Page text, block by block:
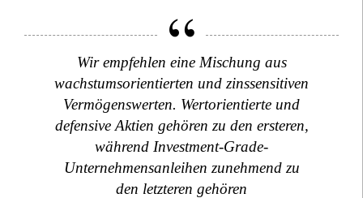
Wir empfehlen eine Mischung aus
wachstumsorientierten und zinssensitiven
Vermögenswerten. Wertorientierte und
defensive Aktien gehören zu den ersteren,
während Investment-Grade-
Unternehmensanleihen zunehmend zu
den letzteren gehören